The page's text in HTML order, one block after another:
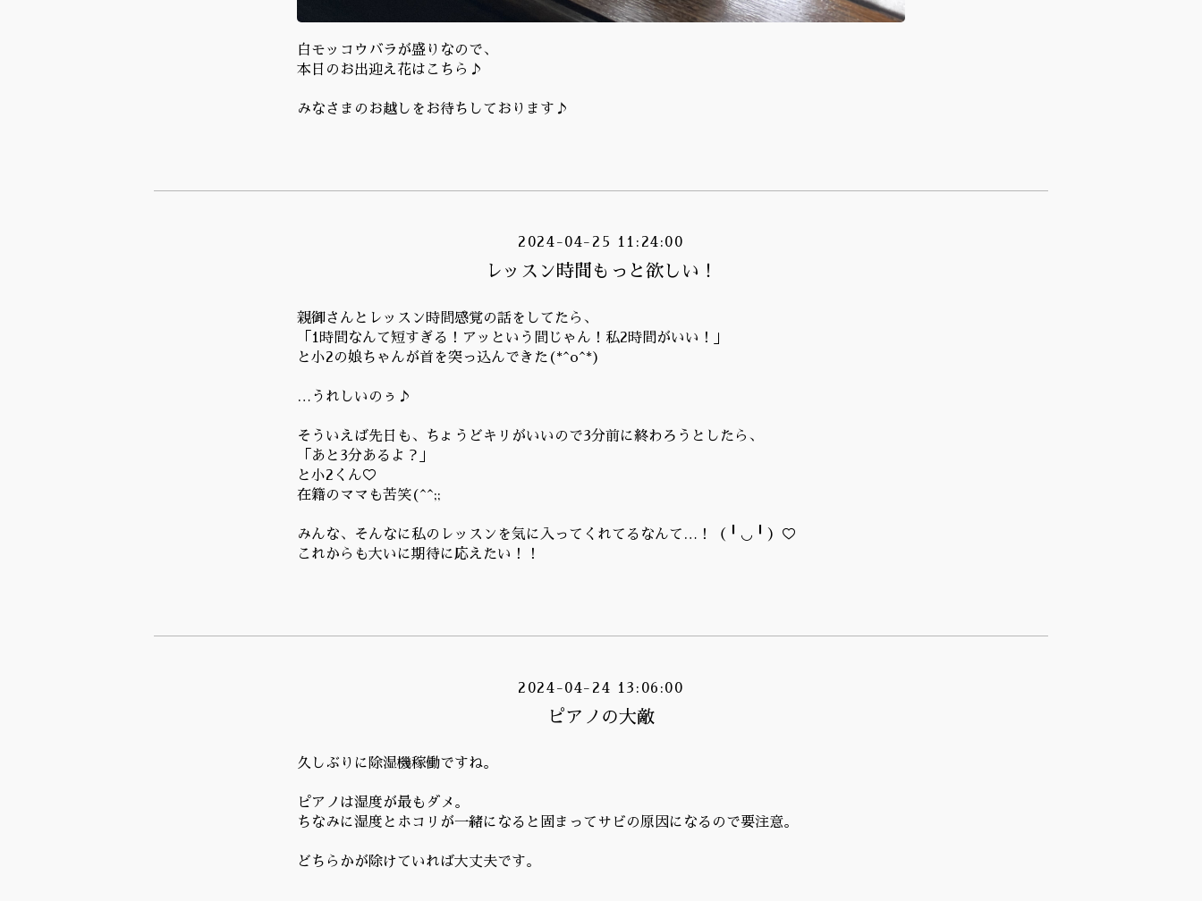
白モッコウバラが盛りなので、
本日のお出迎え花はこちら♪
みなさまのお越しをお待ちしております♪
2024-04-25 11:24:00
レッスン時間もっと欲しい！
親御さんとレッスン時間感覚の話をしてたら、
「1時間なんて短すぎる！アッという間じゃん！私2時間がいい！」
と小2の娘ちゃんが首を突っ込んできた(*^o^*)
…うれしいのぅ♪
そういえば先日も、ちょうどキリがいいので3分前に終わろうとしたら、
「あと3分あるよ？」
と小2くん♡
在籍のママも苦笑(^^;;
みんな、そんなに私のレッスンを気に入ってくれてるなんて…！（╹◡╹）♡
これからも大いに期待に応えたい！！
2024-04-24 13:06:00
ピアノの大敵
久しぶりに除湿機稼働ですね。
ピアノは湿度が最もダメ。
ちなみに湿度とホコリが一緒になると固まってサビの原因になるので要注意。
どちらかが除けていれば大丈夫です。